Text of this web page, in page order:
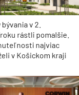
bývania v 2.
rástli pomalšie.
najviac
v Košickom kraji